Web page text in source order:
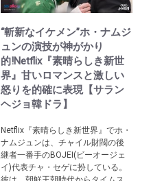
“斬新なイケメン”ホ・ナムジ
ュンの演技が神がかり
的!Netflix『素晴らしき新世
界』甘いロマンスと激しい
怒りを的確に表現【サラン
ヘジョ韓ドラ】
Netflix『素晴らしき新世界』でホ・
ナムジュンは、チャイル財閥の後
継者一番手のBOJEI(ビーオージェ
イ)代表チャ・セゲに扮している。